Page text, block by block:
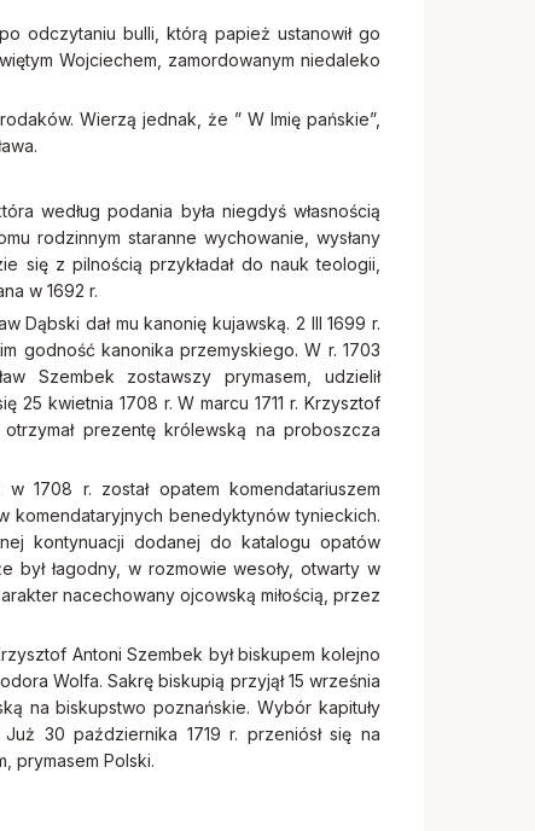
odczytaniu bulli, którą papież ustanowił go
Wojciechem, zamordowanym niedaleko
Wierzą jednak, że ” W Imię pańskie”,
według podania była niegdyś własnością
rodzinnym staranne wychowanie, wysłany
się z pilnością przykładał do nauk teologii,
w 1692 r.
Dąbski dał mu kanonię kujawską. 2 III 1699 r.
godność kanonika przemyskiego. W r. 1703
Szembek zostawszy prymasem, udzielił
25 kwietnia 1708 r. W marcu 1711 r. Krzysztof
prezentę królewską na proboszcza
1708 r. został opatem komendatariuszem
komendataryjnych benedyktynów tynieckich.
kontynuacji dodanej do katalogu opatów
był łagodny, w rozmowie wesoły, otwarty w
nacechowany ojcowską miłością, przez
Antoni Szembek był biskupem kolejno
Wolfa. Sakrę biskupią przyjął 15 września
na biskupstwo poznańskie. Wybór kapituły
30 października 1719 r. przeniósł się na
prymasem Polski.